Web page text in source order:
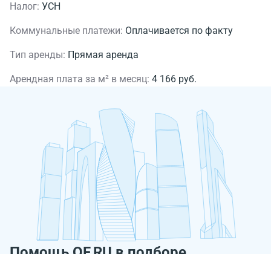
Налог: УСН
Коммунальные платежи: Оплачивается по факту
Тип аренды: Прямая аренда
Арендная плата за м² в месяц: 4 166 руб.